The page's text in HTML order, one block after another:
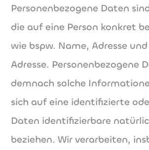
Personenbezogene Daten
die auf eine Person konkret
wie bspw. Name, Adresse
Adresse. Personenbezogene
demnach solche
sich auf eine identifizierte
Daten identifizierbare
beziehen. Wir verarbeiten,